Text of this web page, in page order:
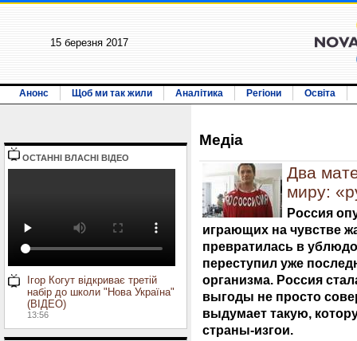
15 березня 2017
Анонс Щоб ми так жили Аналітика Регіони Освіта
ОСТАННI ВЛАСНI ВIДЕО
Ігор Когут відкриває третій
набір до школи "Нова Україна"
(ВІДЕО)
13:56
Медiа
Два
миру:
Россия
играющих на чувстве
превратилась в
переступил уже
организма. Россия
выгоды не просто
выдумает такую,
страны-изгои.